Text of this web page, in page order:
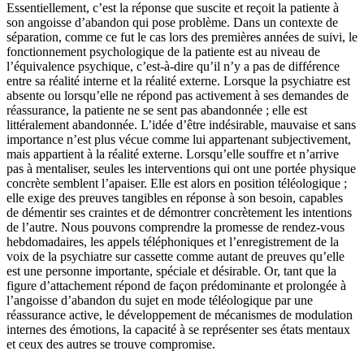
Essentiellement, c’est la réponse que suscite et reçoit la patiente à
son angoisse d’abandon qui pose problème. Dans un contexte de
séparation, comme ce fut le cas lors des premières années de suivi, le
fonctionnement psychologique de la patiente est au niveau de
l’équivalence psychique, c’est-à-dire qu’il n’y a pas de différence
entre sa réalité interne et la réalité externe. Lorsque la psychiatre est
absente ou lorsqu’elle ne répond pas activement à ses demandes de
réassurance, la patiente ne se sent pas abandonnée ; elle est
littéralement abandonnée. L’idée d’être indésirable, mauvaise et sans
importance n’est plus vécue comme lui appartenant subjectivement,
mais appartient à la réalité externe. Lorsqu’elle souffre et n’arrive
pas à mentaliser, seules les interventions qui ont une portée physique
concrète semblent l’apaiser. Elle est alors en position téléologique ;
elle exige des preuves tangibles en réponse à son besoin, capables
de démentir ses craintes et de démontrer concrètement les intentions
de l’autre. Nous pouvons comprendre la promesse de rendez-vous
hebdomadaires, les appels téléphoniques et l’enregistrement de la
voix de la psychiatre sur cassette comme autant de preuves qu’elle
est une personne importante, spéciale et désirable. Or, tant que la
figure d’attachement répond de façon prédominante et prolongée à
l’angoisse d’abandon du sujet en mode téléologique par une
réassurance active, le développement de mécanismes de modulation
internes des émotions, la capacité à se représenter ses états mentaux
et ceux des autres se trouve compromise.